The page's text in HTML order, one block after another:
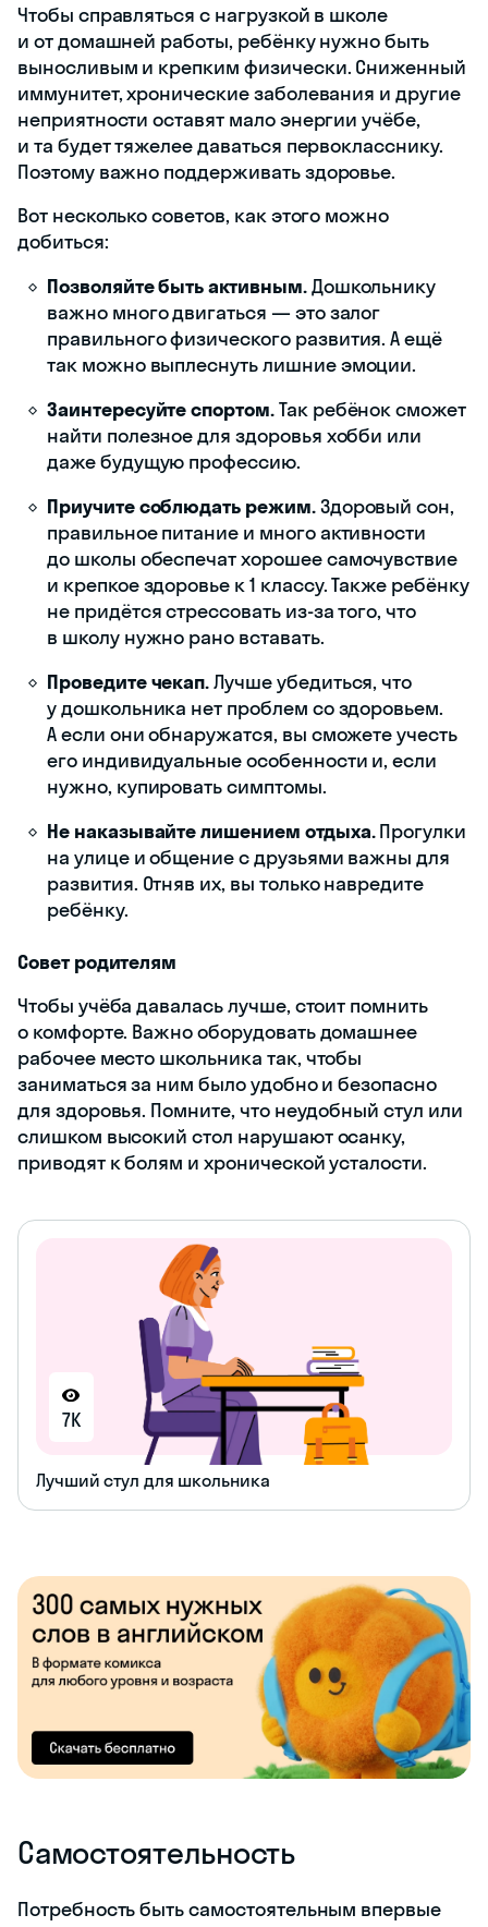
Чтобы справляться с нагрузкой в школе
и от домашней работы, ребёнку нужно быть
выносливым и крепким физически. Сниженный
иммунитет, хронические заболевания и другие
неприятности оставят мало энергии учёбе,
и та будет тяжелее даваться первокласснику.
Поэтому важно поддерживать здоровье.
Вот несколько советов, как этого можно
добиться:
Позволяйте быть активным.Дошкольнику
важно много двигаться — это залог
правильного физического развития. А ещё
так можно выплеснуть лишние эмоции.
Заинтересуйте спортом.Так ребёнок сможет
найти полезное для здоровья хобби или
даже будущую профессию.
Приучите соблюдать режим.Здоровый сон,
правильное питание и много активности
до школы обеспечат хорошее самочувствие
и крепкое здоровье к 1 классу. Также ребёнку
не придётся стрессовать из-за того, что
в школу нужно рано вставать.
Проведите чекап.Лучше убедиться, что
у дошкольника нет проблем со здоровьем.
А если они обнаружатся, вы сможете учесть
его индивидуальные особенности и, если
нужно, купировать симптомы.
Не наказывайте лишением отдыха.Прогулки
на улице и общение с друзьями важны для
развития. Отняв их, вы только навредите
ребёнку.
Совет родителям
Чтобы учёба давалась лучше, стоит помнить
о комфорте. Важно оборудовать домашнее
рабочее место школьника так, чтобы
заниматься за ним было удобно и безопасно
для здоровья. Помните, что неудобный стул или
слишком высокий стол нарушают осанку,
приводят к болям и хронической усталости.
7K
Лучший стул для школьника
Самостоятельность
Потребность быть самостоятельным впервые